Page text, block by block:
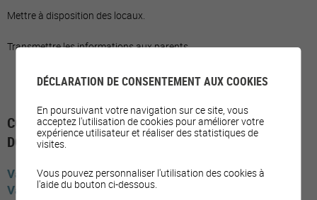
Mettre à disposition des locaux.
Transmettre les informations aux parents.
COMMUNES AYANT MIS EN PLACE LE SOUS-
DOMAINE
Valais Saxon Fully Vernayaz Val de Bagnes Leytron
Vaud
Renens
DÉCLARATION DE CONSENTEMENT AUX COOKIES
En poursuivant votre navigation sur ce site, vous
acceptez l'utilisation de cookies pour améliorer votre
expérience utilisateur et réaliser des statistiques de
visites.
Vous pouvez personnaliser l'utilisation des cookies à
l'aide du bouton ci-dessous.